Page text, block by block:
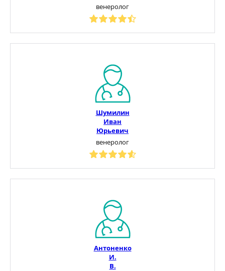
венеролог
Шумилин
Иван
Юрьевич
венеролог
Антоненко
И.
В.